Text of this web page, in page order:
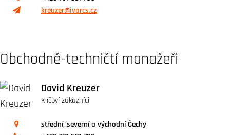
kreuzer@ivarcs.cz
Obchodně-techničtí manažeři
David Kreuzer
Klíčoví zákazníci
střední, severní a východní Čechy